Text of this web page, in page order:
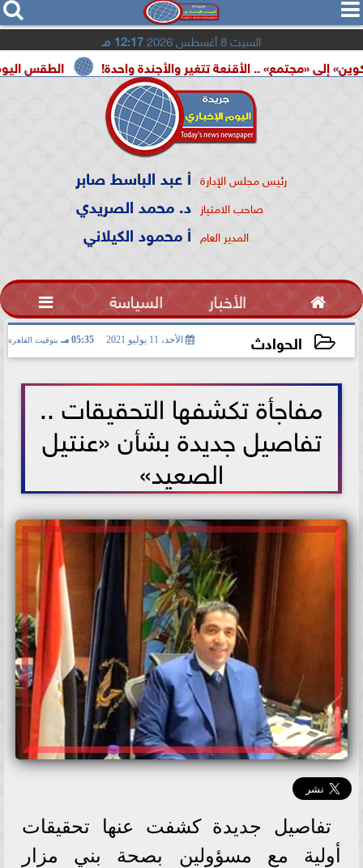
  
السبت 8 أغسطس 2026 12:17 مـ
الطقس اليوم.. شديد .. الأقنعة تتغير والأجندة واحدة!
رئيس مجلس الإدارة أ عبد الباسط صابر
صاحب الامتياز د. محمد الصريدي
المدير العام أ محمود الكيلاني
 الأخبار السياسة 
الحوادث الأحد، 11 يوليو 2021 05:35 مـ بتوقيت القاهرة
مفاجأة تكشفها التحقيقات ..
تفاصيل جديدة بشأن «عنتيل
الصعيد»
تفاصيل جديدة كشفت عنها تحقيقات
أولية مع مسؤولين بصحة بني مزار